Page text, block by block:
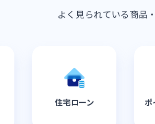
よく見られている商品
住宅ローン ポ